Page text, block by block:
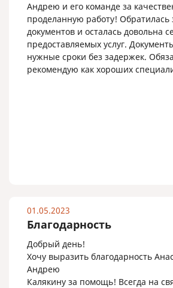
Андрею и его команде за
проделанную работу! Обратилась
документов и осталась довольна
предоставляемых услуг.
нужные сроки без задержек.
рекомендую как хороших
01.05.2023
Благодарность
Добрый день!
Хочу выразить благодарность
Андрею
Калякину за помощь! Всегда на